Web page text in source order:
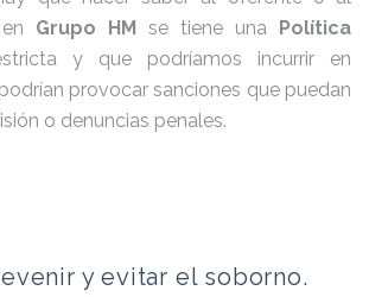
Grupo HM se tiene una
Política
y que podríamos incurrir en
provocar sanciones que puedan
o denuncias penales.
y evitar el soborno.